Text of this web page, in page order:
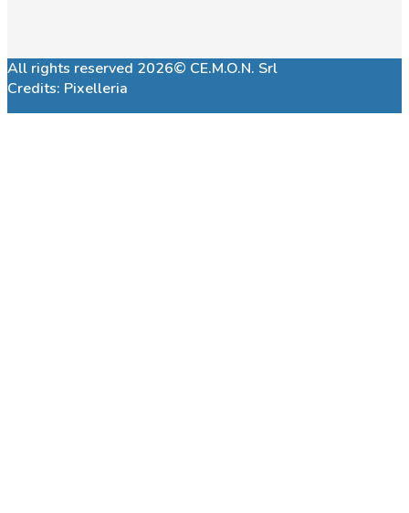
All rights reserved 2026© CE.M.O.N. Srl
Credits: Pixelleria